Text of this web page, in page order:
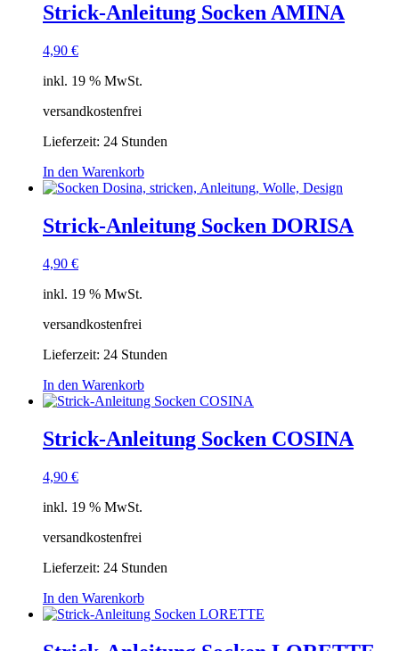
Strick-Anleitung Socken AMINA
4,90 €
inkl. 19 % MwSt.
versandkostenfrei
Lieferzeit: 24 Stunden
In den Warenkorb
Strick-Anleitung Socken DORISA
4,90 €
inkl. 19 % MwSt.
versandkostenfrei
Lieferzeit: 24 Stunden
In den Warenkorb
Strick-Anleitung Socken COSINA
4,90 €
inkl. 19 % MwSt.
versandkostenfrei
Lieferzeit: 24 Stunden
In den Warenkorb